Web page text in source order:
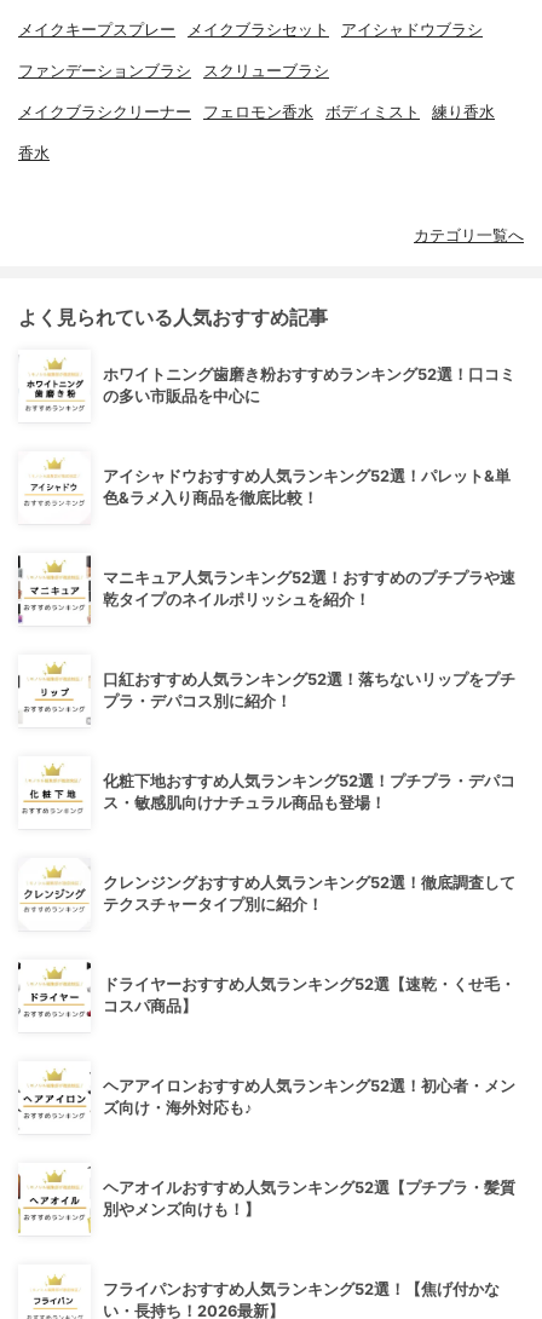
メイクキープスプレー メイクブラシセット アイシャドウブラシ
ファンデーションブラシ スクリューブラシ
メイクブラシクリーナー フェロモン香水 ボディミスト 練り香水
香水
カテゴリ一覧へ
よく見られている人気おすすめ記事
ホワイトニング歯磨き粉おすすめランキング52選！口コミ
の多い市販品を中心に
アイシャドウおすすめ人気ランキング52選！パレット&単
色&ラメ入り商品を徹底比較！
マニキュア人気ランキング52選！おすすめのプチプラや速
乾タイプのネイルポリッシュを紹介！
口紅おすすめ人気ランキング52選！落ちないリップをプチ
プラ・デパコス別に紹介！
化粧下地おすすめ人気ランキング52選！プチプラ・デパコ
ス・敏感肌向けナチュラル商品も登場！
クレンジングおすすめ人気ランキング52選！徹底調査して
テクスチャータイプ別に紹介！
ドライヤーおすすめ人気ランキング52選【速乾・くせ毛・
コスパ商品】
ヘアアイロンおすすめ人気ランキング52選！初心者・メン
ズ向け・海外対応も♪
ヘアオイルおすすめ人気ランキング52選【プチプラ・髪質
別やメンズ向けも！】
フライパンおすすめ人気ランキング52選！【焦げ付かな
い・長持ち！2026最新】